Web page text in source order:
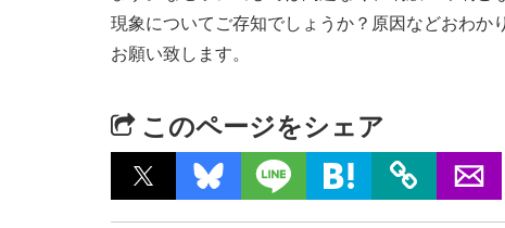
現象についてご存知でしょうか？原因などおわか
お願い致します。
このページをシェア